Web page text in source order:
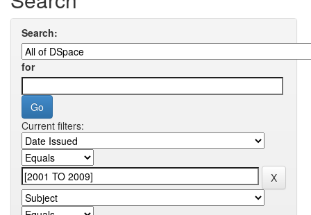
Search:
for
Current filters: